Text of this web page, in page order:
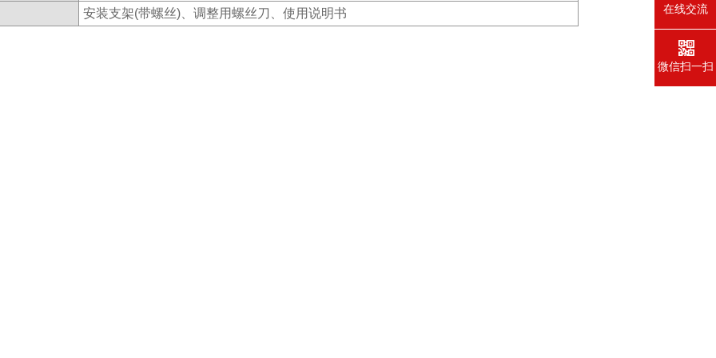
安装支架(带螺丝)、调整用螺丝刀、使用说明书 在线交流
微信扫一扫